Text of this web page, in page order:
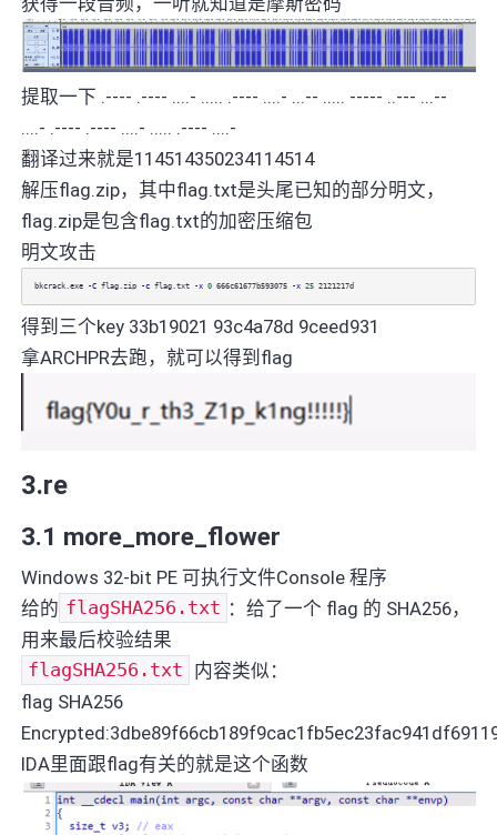
提取一下 .---- .---- ....- ..... .---- ....- ...-- ..... ----- ..--- ...--
....- .---- .---- ....- ..... .---- ....-
翻译过来就是114514350234114514
解压flag.zip，其中flag.txt是头尾已知的部分明文，
flag.zip是包含flag.txt的加密压缩包
明文攻击
bkcrack.exe -Cflag.zip -cflag.txt -x 0666c61677b593075 -x 252121217d
得到三个key 33b19021 93c4a78d 9ceed931
拿ARCHPR去跑，就可以得到flag
3.re
3.1 more_more_flower
Windows 32-bit PE 可执行文件Console 程序
给的 flagSHA256.txt ：给了一个 flag 的 SHA256，
用来最后校验结果
flagSHA256.txt 内容类似：
flag SHA256
IDA里面跟flag有关的就是这个函数